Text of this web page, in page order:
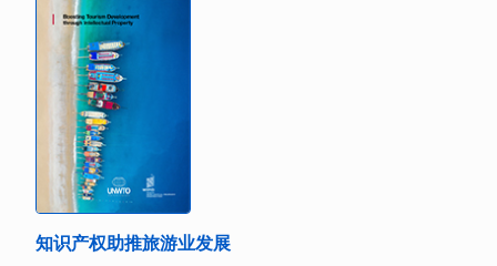
知识产权助推旅游业发展